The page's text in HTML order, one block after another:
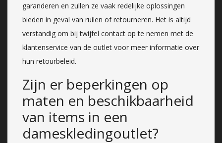
garanderen en zullen ze vaak redelijke oplossingen
bieden in geval van ruilen of retourneren. Het is altijd
verstandig om bij twijfel contact op te nemen met de
klantenservice van de outlet voor meer informatie over
hun retourbeleid.
Zijn er beperkingen op
maten en beschikbaarheid
van items in een
dameskledingoutlet?